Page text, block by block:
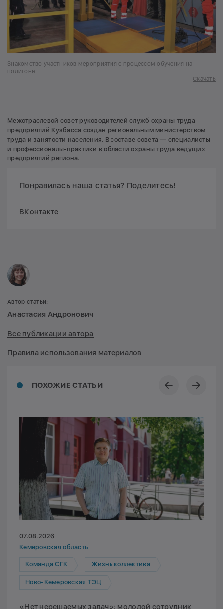
Знакомство участников мероприятия с процессом обучения на
полигоне
Скачать
Межотраслевой совет руководителей служб охраны труда
предприятий Кузбасса создан региональным министерством
труда и занятости населения. В составе совета — специалисты
и профессионалы-практики в области охраны труда ведущих
предприятий региона.
Понравилась наша статья? Поделитесь!
ВКонтакте
ПОХОЖИЕ СТАТЬИ
07.08.2026
Кемеровская область
Команда СГК Жизнь коллектива
Ново-Кемеровская ТЭЦ
«Нет нерешаемых задач»: молодой сотрудник
Автор статьи:
Анастасия Андронович
Все публикации автора
Правила использования материалов